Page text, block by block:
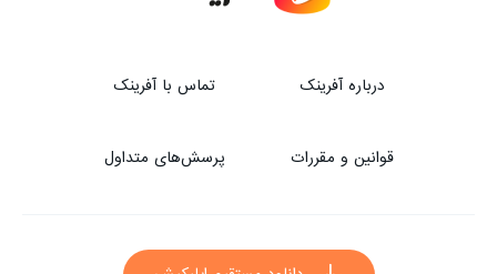
درباره آفرینک تماس با آفرینک
قوانین و مقررات پرسش‌های متداول